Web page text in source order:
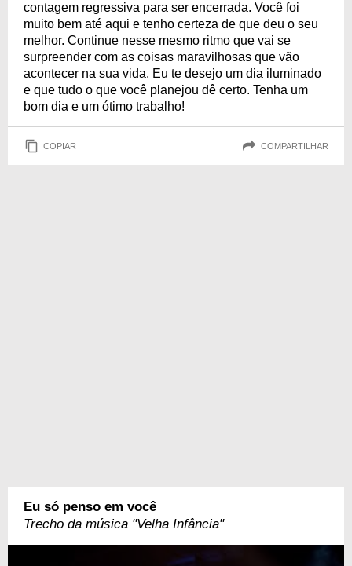
contagem regressiva para ser encerrada. Você foi
muito bem até aqui e tenho certeza de que deu o seu
melhor. Continue nesse mesmo ritmo que vai se
surpreender com as coisas maravilhosas que vão
acontecer na sua vida. Eu te desejo um dia iluminado
e que tudo o que você planejou dê certo. Tenha um
bom dia e um ótimo trabalho!
COPIAR COMPARTILHAR
Eu só penso em você
Trecho da música "Velha Infância"